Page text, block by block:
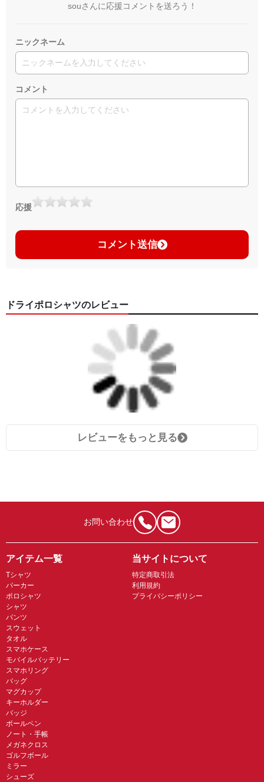
souさんに応援コメントを送ろう！
ニックネーム
コメント
応援
コメント送信
ドライポロシャツのレビュー
レビューをもっと見る
お問い合わせ
アイテム一覧
Tシャツ
パーカー
ポロシャツ
シャツ
パンツ
スウェット
タオル
スマホケース
モバイルバッテリー
スマホリング
バッグ
マグカップ
キーホルダー
バッジ
ボールペン
ノート・手帳
メガネクロス
ゴルフボール
ミラー
シューズ
当サイトについて
特定商取引法
利用規約
プライバシーポリシー